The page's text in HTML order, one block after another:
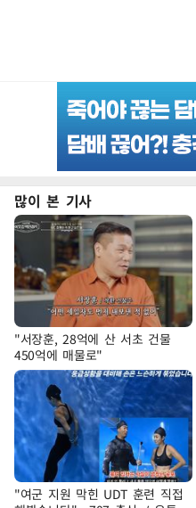
많이 본 기사
"서장훈, 28억에 산 서초 건물
450억에 매물로"
"여군 지원 막힌 UDT 훈련 직접